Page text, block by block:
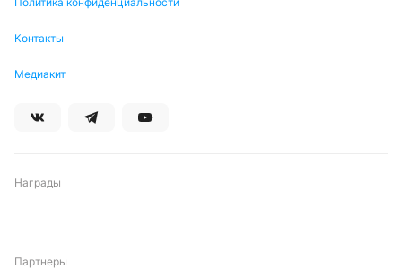
Контакты
Медиакит
Награды
Партнеры